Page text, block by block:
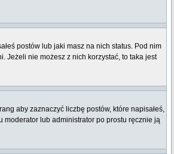
postów lub jaki masz na nich status. Pod nim
Jeżeli nie możesz z nich korzystać, to taka jest
aby zaznaczyć liczbę postów, które napisałeś,
moderator lub administrator po prostu ręcznie ją